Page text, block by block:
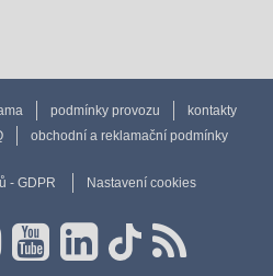
podmínky provozu
kontakty
obchodní a reklamační podmínky
- GDPR Nastavení cookies